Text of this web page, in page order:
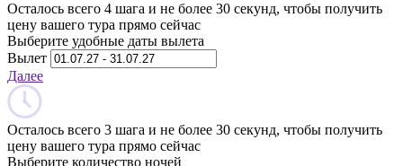
Осталось всего 4 шага и не более 30 секунд, чтобы получить
цену вашего тура прямо сейчас
Выберите удобные даты вылета
Вылет
Далее
Осталось всего 3 шага и не более 30 секунд, чтобы получить
цену вашего тура прямо сейчас
Выберите количество ночей